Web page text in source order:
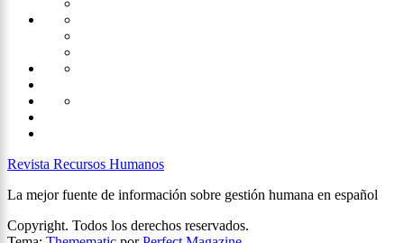
Desarrollo
Gestión
Laborales
Selección
Revista Recursos Humanos
La mejor fuente de información sobre gestión humana en español
Copyright. Todos los derechos reservados.